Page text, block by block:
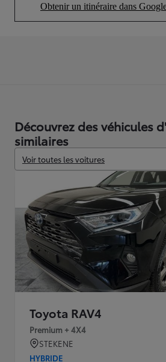
Obtenir un itinéraire dans
(Opens in
Découvrez des véhicules
similaires
Voir toutes les voitures
Toyota RAV4
Premium + 4X4
STEKENE
HYBRIDE